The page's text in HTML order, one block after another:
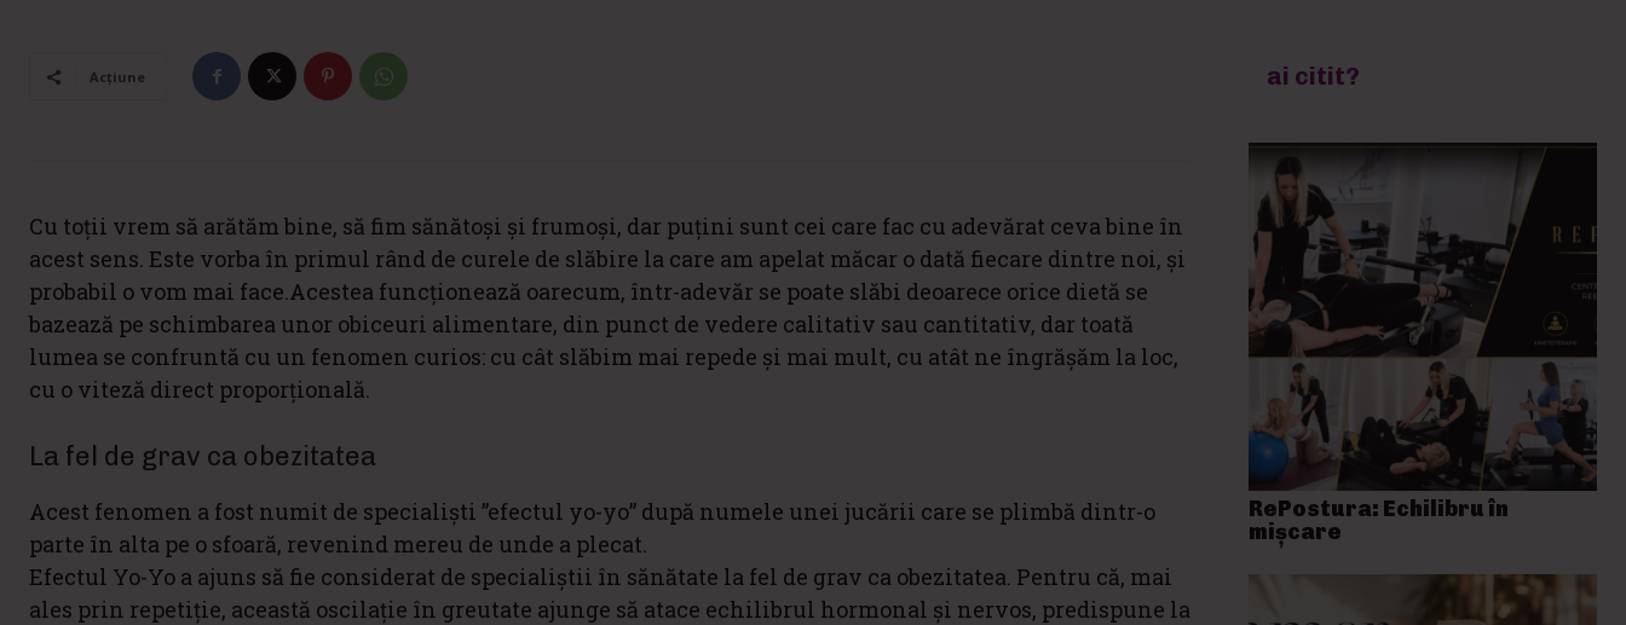
Acțiune
Cu toții vrem să arătăm bine, să fim sănătoși și frumoși, dar puțini sunt cei care fac cu adevărat ceva bine în
acest sens. Este vorba în primul rând de curele de slăbire la care am apelat măcar o dată fiecare dintre noi, și
probabil o vom mai face.Acestea funcționează oarecum, într-adevăr se poate slăbi deoarece orice dietă se
bazează pe schimbarea unor obiceuri alimentare, din punct de vedere calitativ sau cantitativ, dar toată
lumea se confruntă cu un fenomen curios: cu cât slăbim mai repede și mai mult, cu atât ne îngrășăm la loc,
cu o viteză direct proporțională.
La fel de grav ca obezitatea
Acest fenomen a fost numit de specialiști ”efectul yo-yo” după numele unei jucării care se plimbă dintr-o
parte în alta pe o sfoară, revenind mereu de unde a plecat.
Efectul Yo-Yo a ajuns să fie considerat de specialiștii în sănătate la fel de grav ca obezitatea. Pentru că, mai
ales prin repetiție, această oscilație în greutate ajunge să atace echilibrul hormonal și nervos, predispune la
ai citit?
RePostura: Echilibru în
mișcare